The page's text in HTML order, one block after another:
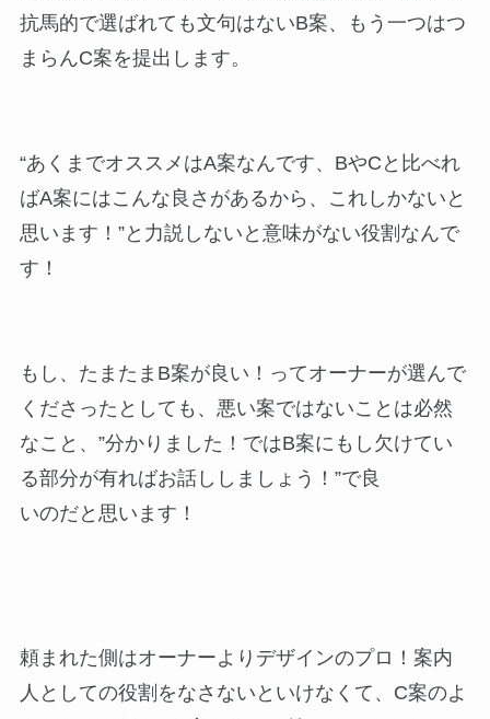
抗馬的で選ばれても文句はないB案、もう一つはつ
まらんC案を提出します。
“あくまでオススメはA案なんです、BやCと比べれ
ばA案にはこんな良さがあるから、これしかないと
思います！”と力説しないと意味がない役割なんで
す！
もし、たまたまB案が良い！ってオーナーが選んで
くださったとしても、悪い案ではないことは必然
なこと、”分かりました！ではB案にもし欠けてい
る部分が有ればお話ししましょう！”で良
いのだと思います！
頼まれた側はオーナーよりデザインのプロ！案内
人としての役割をなさないといけなくて、C案のよ